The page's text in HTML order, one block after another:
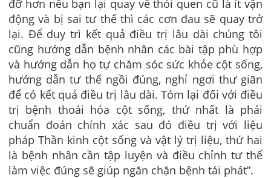
đỡ hơn nếu bạn lại quay về thói quen cũ là ít vận
động và bị sai tư thế thì các cơn đau sẽ quay trở
lại. Để duy trì kết quả điều trị lâu dài chúng tôi
cũng hướng dẫn bệnh nhân các bài tập phù hợp
và hướng dẫn họ tự chăm sóc sức khỏe cột sống,
hướng dẫn tư thế ngồi đúng, nghỉ ngơi thư giãn
để có kết quả điều trị lâu dài. Tóm lại đối với điều
trị bệnh thoái hóa cột sống, thứ nhất là phải
chuẩn đoán chính xác sau đó điều trị với liệu
pháp Thần kinh cột sống và vật lý trị liệu, thứ hai
là bệnh nhân cần tập luyện và điều chỉnh tư thế
làm việc đúng sẽ giúp ngăn chặn bệnh tái phát”.